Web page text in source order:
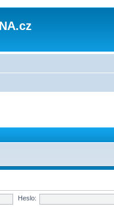
Heslo: